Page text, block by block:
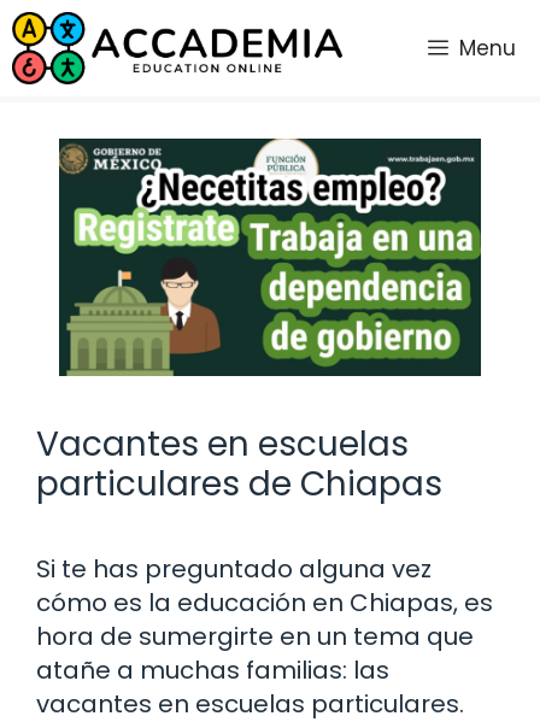
Saltar
al
contenido
Menu
Vacantes en escuelas
particulares de Chiapas
Si te has preguntado alguna vez
cómo es la educación en Chiapas, es
hora de sumergirte en un tema que
atañe a muchas familias: las
vacantes en escuelas particulares.